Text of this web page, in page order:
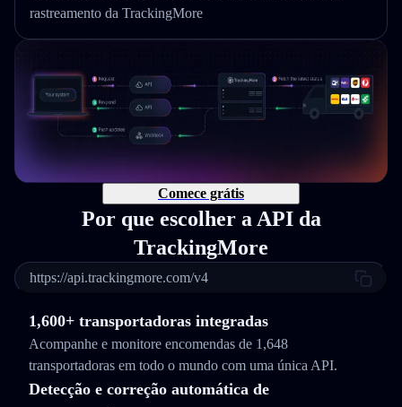
rastreamento da TrackingMore
Comece grátis
Por que escolher a API da
TrackingMore
https://api.trackingmore.com/v4
1,600+ transportadoras integradas
Acompanhe e monitore encomendas de 1,648
transportadoras em todo o mundo com uma única API.
Detecção e correção automática de